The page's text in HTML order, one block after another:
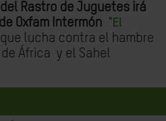
Rastro de Juguetes irá
Oxfam Intermón "El
lucha contra el hambre
África y el Sahel